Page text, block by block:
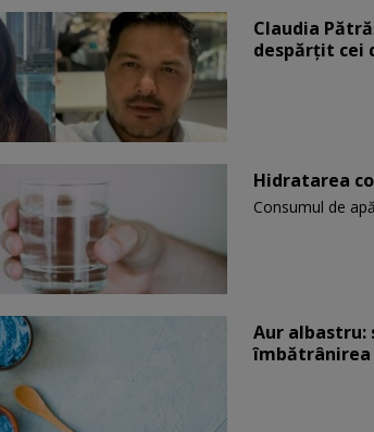
Claudia
despărțit cei
Hidratarea
Consumul de
Aur albastru:
îmbătrânirea